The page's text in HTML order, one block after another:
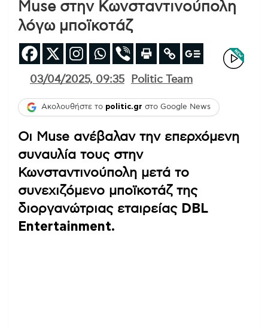
Muse στην Κωνσταντινούπολη
λόγω μποϊκοτάζ
03/04/2025, 09:35 Politic Team
Ακολουθήστε το politic.gr στο Google News
Οι Muse ανέβαλαν την επερχόμενη
συναυλία τους στην
Κωνσταντινούπολη μετά το
συνεχιζόμενο μποϊκοτάζ της
διοργανώτριας εταιρείας DBL
Entertainment.